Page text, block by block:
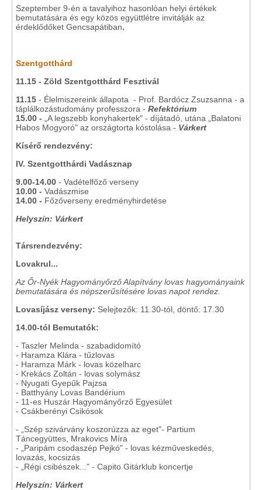
Szeptember 9-én a tavalyihoz hasonlóan helyi értékek
bemutatására és egy közös együttlétre invitálják az
érdeklődőket Gencsapátiban.
Szentgotthárd
11.15 - Zöld Szentgotthárd Fesztivál
11.15 - Élelmiszereink állapota - Prof. Bardócz Zsuzsanna - a
táplálkozástudomány professzora - Refektórium
15.00 -
„A legszebb konyhakertek" - díjátadó, utána „Balatoni
Habos Mogyoró" az országtorta kóstolása - Várkert
Kísérő rendezvény:
IV. Szentgotthárdi Vadásznap
9.00-14.00 - Vadételfőző verseny
10.00 - Vadászmise
14.00 - Főzőverseny eredményhirdetése
Helyszín: Várkert
Társrendezvény:
Lovakrul...
Az Őr-Nyék Hagyományőrző Alapítvány lovas hagyományaink
bemutatására és népszerűsítésére lovas napot rendez.
Lovasíjász verseny: Selejtezők: 11.30-tól, döntő: 17.30
14.00-tól Bemutatók:
- Taszler Melinda - szabadidomító
- Haramza Klára - tűzlovas
- Haramza Márk - lovas közelharc
- Krekács Zoltán - lovas solymász
- Nyugati Gyepűk Pajzsa
- Batthyány Lovas Bandérium
- 11-es Huszár Hagyományőrző Egyesület
- Csákberényi Csikósok
- „Szép szivárvány koszorúzza az eget"- Partium
Táncegyüttes, Mrakovics Míra
- „Paripám csodaszép Pejkó" - lovas kézműveskedés,
lovazás, kocsizás
- „Régi csibészek..." - Capito Gitárklub koncertje
Helyszín: Várkert